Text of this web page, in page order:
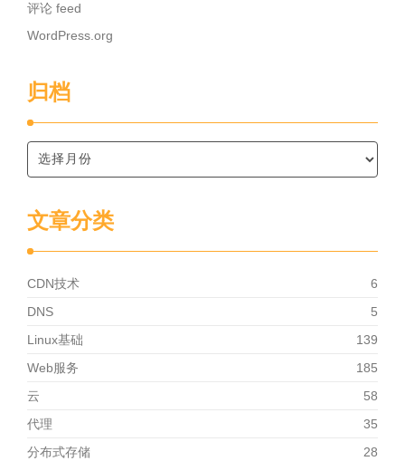
评论 feed
WordPress.org
归档
文章分类
CDN技术
6
DNS
5
Linux基础
139
Web服务
185
云
58
代理
35
分布式存储
28